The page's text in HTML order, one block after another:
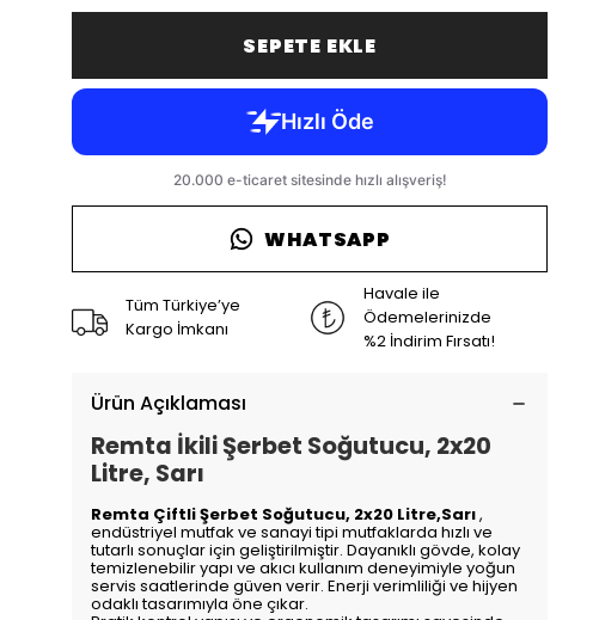
SEPETE EKLE
WHATSAPP
Tüm Türkiye’ye
Kargo İmkanı
Havale ile
Ödemelerinizde
%2 İndirim Fırsatı!
Ürün Açıklaması
Remta İkili Şerbet Soğutucu, 2x20
Litre, Sarı
Remta Çiftli Şerbet Soğutucu, 2x20 Litre,Sarı,
endüstriyel mutfak ve sanayi tipi mutfaklarda hızlı ve
tutarlı sonuçlar için geliştirilmiştir. Dayanıklı gövde, kolay
temizlenebilir yapı ve akıcı kullanım deneyimiyle yoğun
servis saatlerinde güven verir. Enerji verimliliği ve hijyen
odaklı tasarımıyla öne çıkar.